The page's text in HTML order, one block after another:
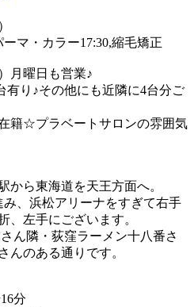
ーマ・カラー17:30,縮毛矯正
月曜日も営業♪
有り♪その他にも近隣に4台分ご
籍☆プラベートサロンの雰囲気
から東海道を天王方面へ。
、浜松アリーナをすぎて右手
、左手にございます。
ん隣・荻窪ラーメン十八番さ
んのある通りです。
分